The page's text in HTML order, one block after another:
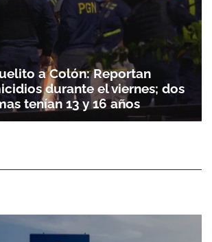
a Colón: Reportan
durante el viernes; dos
tenían 13 y 16 años